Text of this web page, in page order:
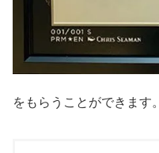
をもらうことができます。